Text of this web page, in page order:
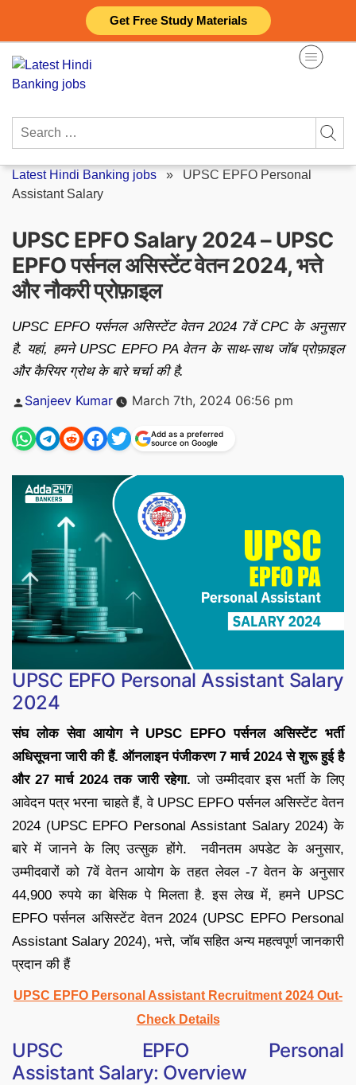
Get Free Study Materials
content
Search
Latest Hindi Banking jobs » UPSC EPFO Personal
Assistant Salary
UPSC EPFO Salary 2024 – UPSC
EPFO पर्सनल असिस्टेंट वेतन 2024, भत्ते
और नौकरी प्रोफ़ाइल
UPSC EPFO पर्सनल असिस्टेंट वेतन 2024 7वें CPC के अनुसार
है. यहां, हमने UPSC EPFO PA वेतन के साथ-साथ जॉब प्रोफ़ाइल
और कैरियर ग्रोथ के बारे चर्चा की है.
Posted
Sanjeev Kumar March 7th, 2024 06:56 pm
Add as a preferred
source on Google
UPSC EPFO Personal Assistant Salary
2024
संघ लोक सेवा आयोग ने UPSC EPFO पर्सनल असिस्टेंट भर्ती
अधिसूचना जारी की हैं. ऑनलाइन पंजीकरण 7 मार्च 2024 से शुरू हुई है
और 27 मार्च 2024 तक जारी रहेगा.जो उम्मीदवार इस भर्ती के लिए
आवेदन पत्र भरना चाहते हैं, वे UPSC EPFO पर्सनल असिस्टेंट वेतन
2024 (UPSC EPFO Personal Assistant Salary 2024) के
बारे में जानने के लिए उत्सुक होंगे. नवीनतम अपडेट के अनुसार,
उम्मीदवारों को 7वें वेतन आयोग के तहत लेवल -7 वेतन के अनुसार
44,900 रुपये का बेसिक पे मिलता है. इस लेख में, हमने UPSC
EPFO पर्सनल असिस्टेंट वेतन 2024 (UPSC EPFO Personal
Assistant Salary 2024), भत्ते, जॉब सहित अन्य महत्वपूर्ण जानकारी
प्रदान की हैं
UPSC EPFO Personal Assistant Recruitment 2024 Out-
Check Details
UPSC EPFO Personal
Assistant Salary: Overview